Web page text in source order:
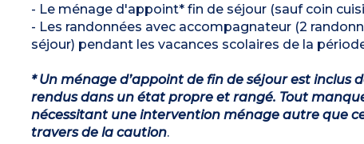
- Le ménage d'appoint* fin de séjour (sauf coin
- Les randonnées avec accompagnateur (2
séjour) pendant les vacances scolaires de la
* Un ménage d’appoint de fin de séjour est
rendus dans un état propre et rangé. Tout
nécessitant une intervention ménage autre que
travers de la caution.